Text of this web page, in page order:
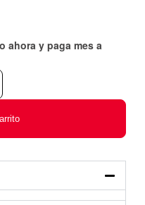
ahora y paga mes a